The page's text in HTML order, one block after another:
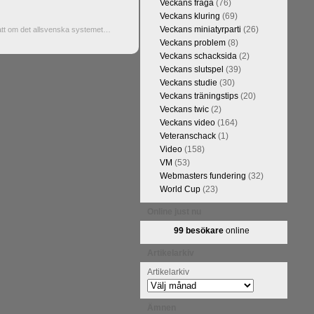
om det allsvenska systemet…
Veckans fråga(76)
Veckans kluring (69)
Veckans miniatyrparti (26)
Veckans problem(8)
Veckans schacksida(2)
Veckans slutspel (39)
Veckans studie (30)
Veckans träningstips(20)
Veckans twic(2)
Veckans video(164)
Veteranschack(1)
Video(158)
VM (53)
Webmasters fundering (32)
World Cup(23)
99 besökareonline
Artikelarkiv